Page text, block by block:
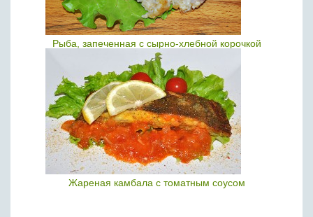
Рыба, запеченная с сырно-хлебной корочкой
Жареная камбала с томатным соусом